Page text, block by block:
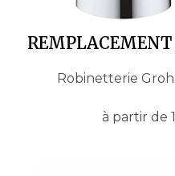
Robinetterie
à partir de